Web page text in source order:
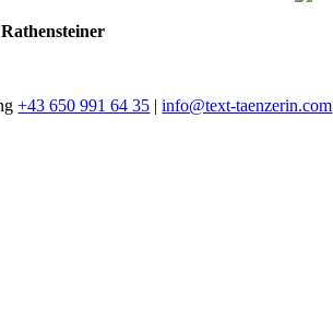
+43 650 991 64 35 |info@text-taenzerin.com